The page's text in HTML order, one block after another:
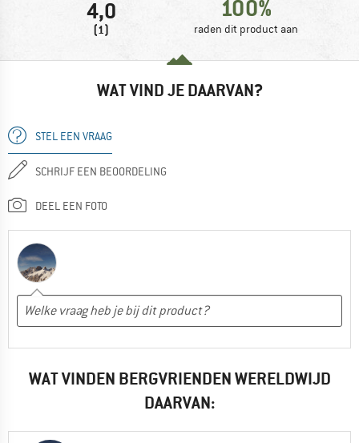
4,0
(1)
100%
raden dit product aan
WAT VIND JE DAARVAN?
STEL EEN VRAAG
SCHRIJF EEN BEOORDELING
DEEL EEN FOTO
WAT VINDEN BERGVRIENDEN WERELDWIJD
DAARVAN: